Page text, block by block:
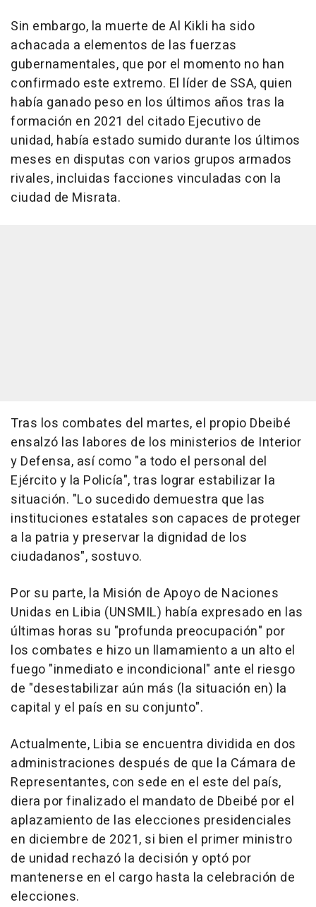
Sin embargo, la muerte de Al Kikli ha sido
achacada a elementos de las fuerzas
gubernamentales, que por el momento no han
confirmado este extremo. El líder de SSA, quien
había ganado peso en los últimos años tras la
formación en 2021 del citado Ejecutivo de
unidad, había estado sumido durante los últimos
meses en disputas con varios grupos armados
rivales, incluidas facciones vinculadas con la
ciudad de Misrata.
Tras los combates del martes, el propio Dbeibé
ensalzó las labores de los ministerios de Interior
y Defensa, así como "a todo el personal del
Ejército y la Policía", tras lograr estabilizar la
situación. "Lo sucedido demuestra que las
instituciones estatales son capaces de proteger
a la patria y preservar la dignidad de los
ciudadanos", sostuvo.
Por su parte, la Misión de Apoyo de Naciones
Unidas en Libia (UNSMIL) había expresado en las
últimas horas su "profunda preocupación" por
los combates e hizo un llamamiento a un alto el
fuego "inmediato e incondicional" ante el riesgo
de "desestabilizar aún más (la situación en) la
capital y el país en su conjunto".
Actualmente, Libia se encuentra dividida en dos
administraciones después de que la Cámara de
Representantes, con sede en el este del país,
diera por finalizado el mandato de Dbeibé por el
aplazamiento de las elecciones presidenciales
en diciembre de 2021, si bien el primer ministro
de unidad rechazó la decisión y optó por
mantenerse en el cargo hasta la celebración de
elecciones.